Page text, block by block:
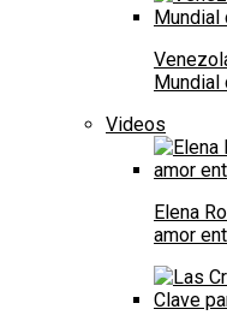
Mundial
Videos
Elena
amor